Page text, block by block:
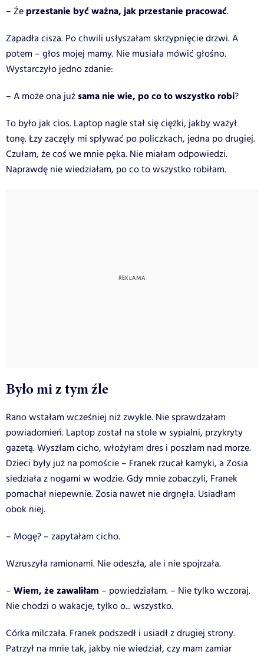
– Że przestanie być ważna, jak przestanie pracować.
Zapadła cisza. Po chwili usłyszałam skrzypnięcie drzwi.A
potem – głos mojej mamy. Nie musiała mówić głośno.
Wystarczyło jedno zdanie:
– A może ona jużsama nie wie, po co to wszystko robi?
To było jak cios. Laptop nagle stał się ciężki, jakby ważył
tonę. Łzy zaczęły mi spływać po policzkach, jedna po drugiej.
Czułam, że coś we mnie pęka. Nie miałam odpowiedzi.
Naprawdę nie wiedziałam, po co to wszystko robiłam.
Było mi z tym źle
Rano wstałam wcześniej niż zwykle. Nie sprawdzałam
powiadomień. Laptop został na stole w sypialni, przykryty
gazetą. Wyszłam cicho, włożyłam dres i poszłam nad morze.
Dzieci były już na pomoście – Franek rzucał kamyki, a Zosia
siedziała z nogami w wodzie. Gdy mnie zobaczyli, Franek
pomachał niepewnie. Zosia nawet nie drgnęła. Usiadłam
obok niej.
– Mogę? – zapytałam cicho.
Wzruszyła ramionami. Nie odeszła, ale i nie spojrzała.
– Wiem, że zawaliłam – powiedziałam. – Nie tylko wczoraj.
Nie chodzi o wakacje, tylko o... wszystko.
Córka milczała. Franek podszedł i usiadł z drugiej strony.
Patrzył na mnie tak, jakby nie wiedział, czy mam zamiar